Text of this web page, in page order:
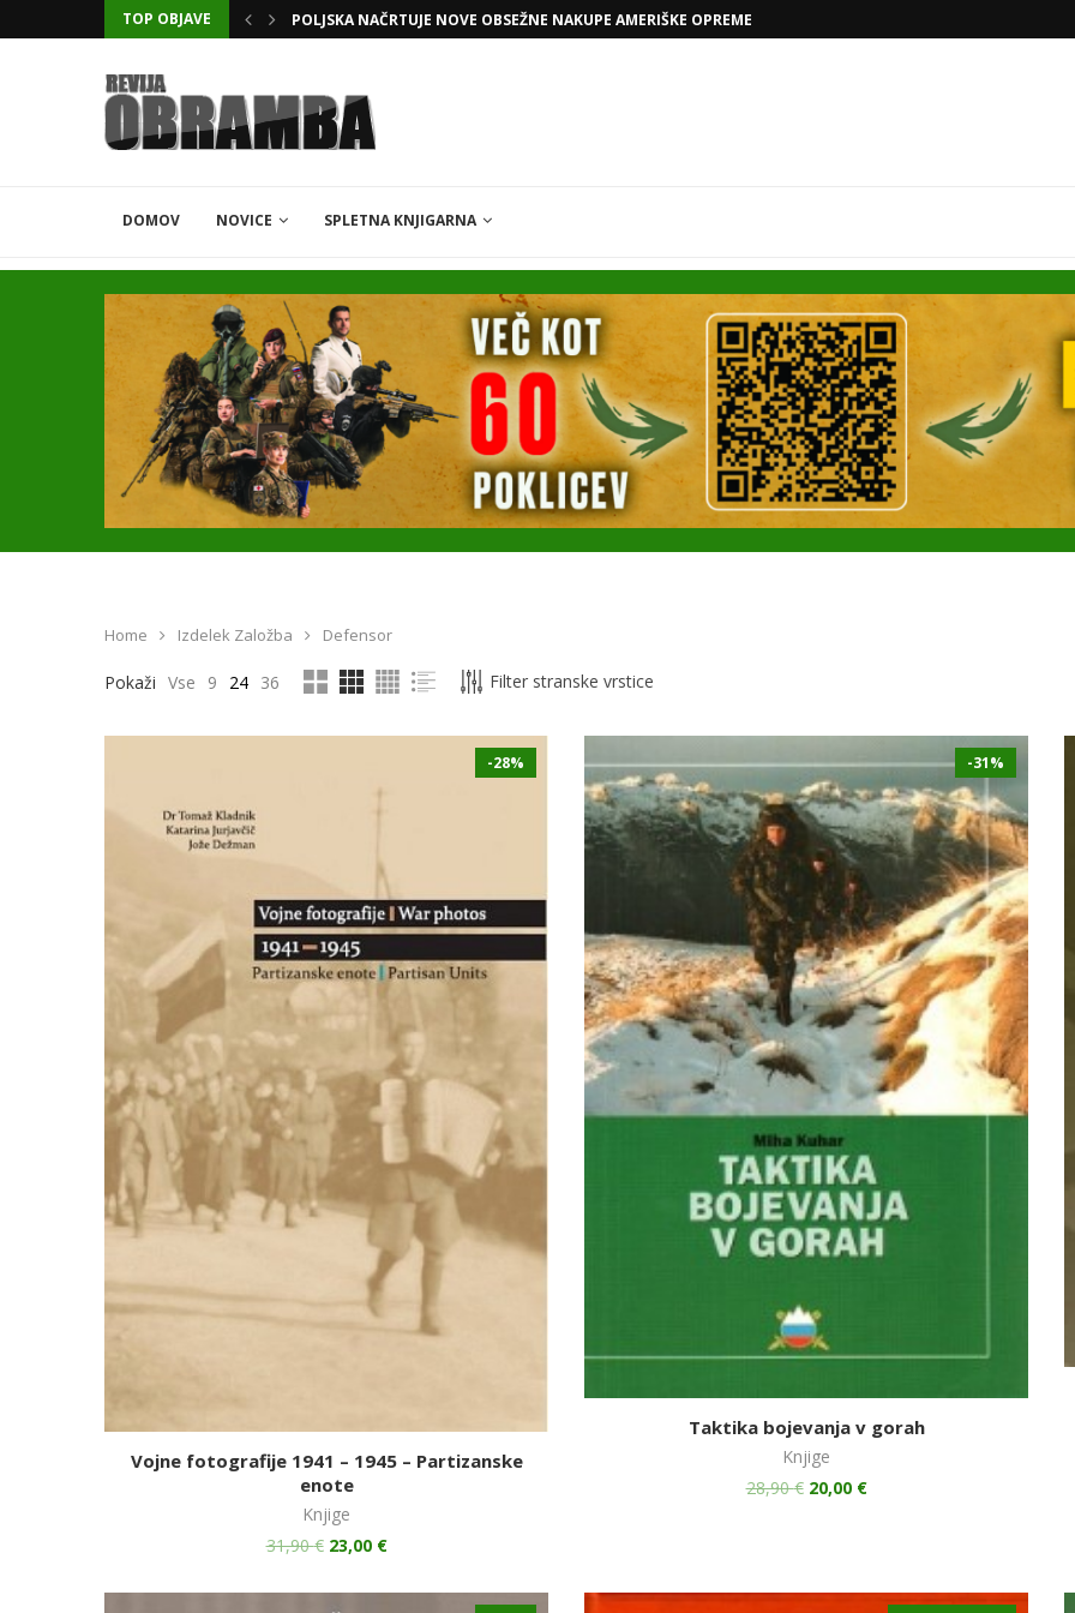
TOP OBJAVE KATARSKI DELNIČAR ZAPLETEL VOLKSWAGNOVE NAČRTE Z RAFAELOM
DOMOV NOVICE SPLETNA KNJIGARNA
Home Izdelek Založba Defensor
Pokaži Vse 9 24 36 Filter stranske vrstice
-28%
Vojne fotografije 1941 – 1945 – Partizanske
enote
Knjige
31,90€ 23,00 €
-31%
Taktika bojevanja v gorah
Knjige
28,90€ 20,00 €